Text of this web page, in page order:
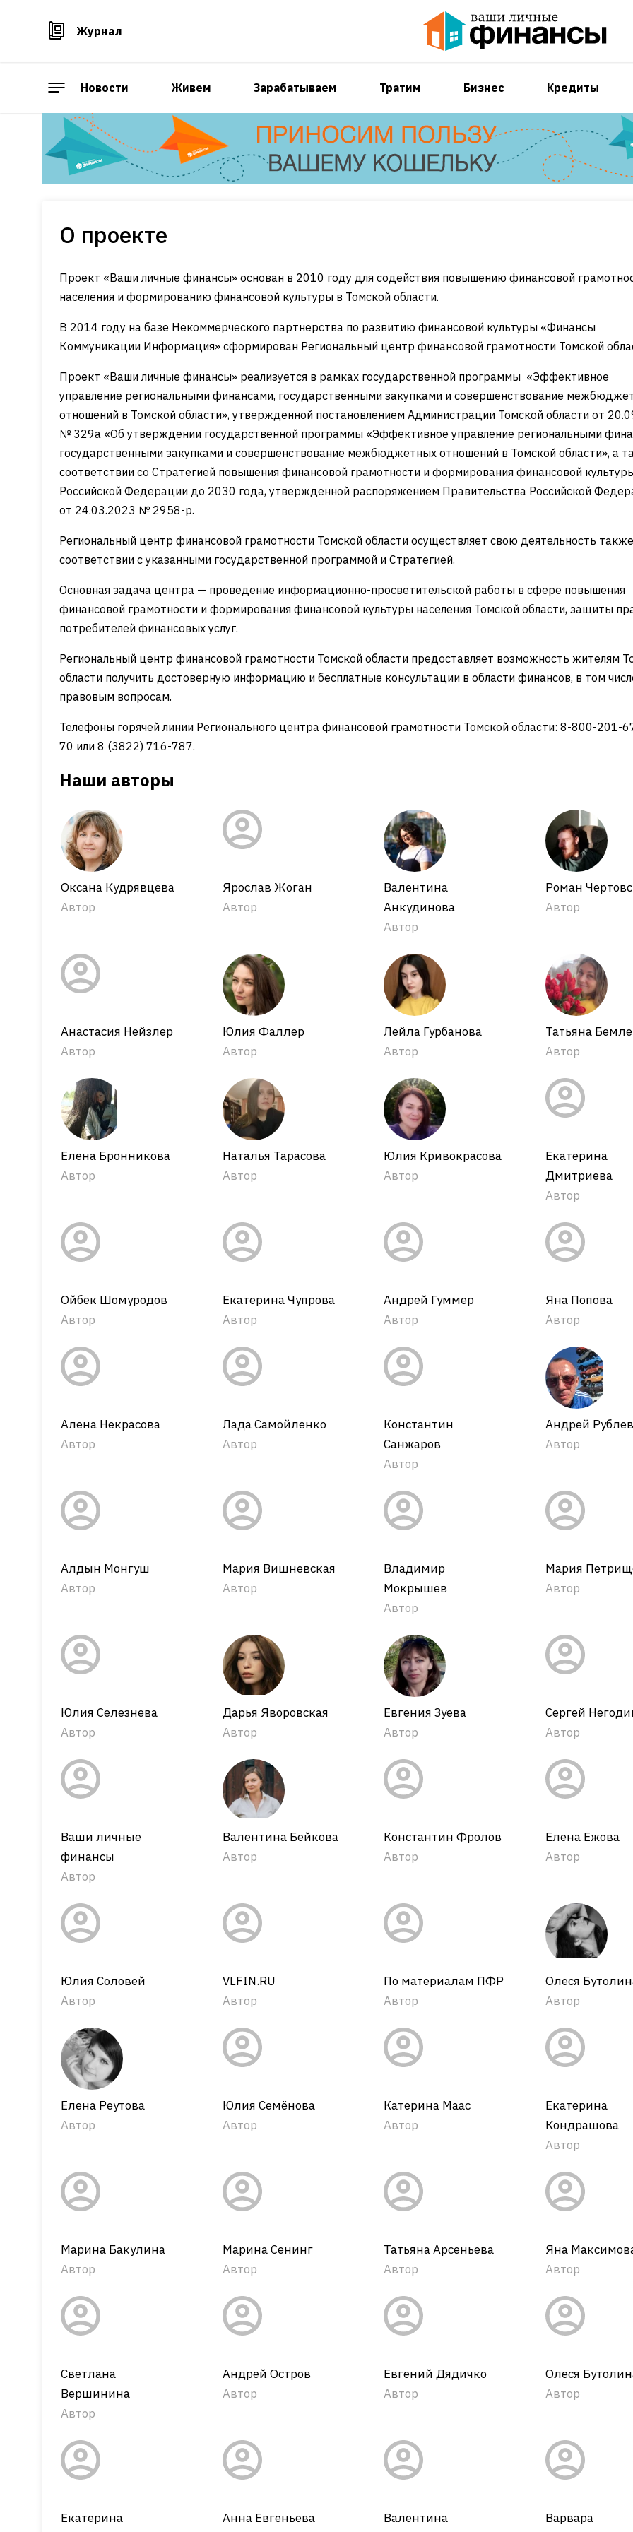
Журнал
Новости Живем Зарабатываем Тратим Бизнес Кредиты
О проекте
Проект «Ваши личные финансы» основан в 2010 году для содействия повышению финансовой
населения и формированию финансовой культуры в Томской области.
В 2014 году на базе Некоммерческого партнерства по развитию финансовой культуры «Финансы
Коммуникации Информация» сформирован Региональный центр финансовой грамотности Томской
Проект «Ваши личные финансы» реализуется в рамках государственной программы «Эффективное
управление региональными финансами, государственными закупками и совершенствование
отношений в Томской области», утвержденной постановлением Администрации Томской области от
№ 329а «Об утверждении государственной программы «Эффективное управление региональными
государственными закупками и совершенствование межбюджетных отношений в Томской области», а
соответствии со Стратегией повышения финансовой грамотности и формирования финансовой
Российской Федерации до 2030 года, утвержденной распоряжением Правительства Российской
от 24.03.2023 № 2958-р.
Региональный центр финансовой грамотности Томской области осуществляет свою деятельность
соответствии с указанными государственной программой и Стратегией.
Основная задача центра — проведение информационно-просветительской работы в сфере повышения
финансовой грамотности и формирования финансовой культуры населения Томской области, защиты
потребителей финансовых услуг.
Региональный центр финансовой грамотности Томской области предоставляет возможность жителям
области получить достоверную информацию и бесплатные консультации в области финансов, в том
правовым вопросам.
Телефоны горячей линии Регионального центра финансовой грамотности Томской области: 8-800-201-
70 или 8 (3822) 716-787.
Наши авторы
Оксана Кудрявцева
Автор
Ярослав Жоган
Автор
Валентина
Анкудинова
Автор
Роман
Автор
Анастасия Нейзлер
Автор
Юлия Фаллер
Автор
Лейла Гурбанова
Автор
Татьяна
Автор
Елена Бронникова
Автор
Наталья Тарасова
Автор
Юлия Кривокрасова
Автор
Екатерина
Дмитриева
Автор
Ойбек Шомуродов
Автор
Екатерина Чупрова
Автор
Андрей Гуммер
Автор
Яна Попова
Автор
Алена Некрасова
Автор
Лада Самойленко
Автор
Константин
Санжаров
Автор
Андрей
Автор
Алдын Монгуш
Автор
Мария Вишневская
Автор
Владимир
Мокрышев
Автор
Мария
Автор
Юлия Селезнева
Автор
Дарья Яворовская
Автор
Евгения Зуева
Автор
Сергей
Автор
Ваши личные
финансы
Автор
Валентина Бейкова
Автор
Константин Фролов
Автор
Елена Ежова
Автор
Юлия Соловей
Автор
VLFIN.RU
Автор
По материалам ПФР
Автор
Олеся
Автор
Елена Реутова
Автор
Юлия Семёнова
Автор
Катерина Маас
Автор
Екатерина
Кондрашова
Автор
Марина Бакулина
Автор
Марина Сенинг
Автор
Татьяна Арсеньева
Автор
Яна
Автор
Светлана
Вершинина
Автор
Андрей Остров
Автор
Евгений Дядичко
Автор
Олеся
Автор
Екатерина
Анна Евгеньева
Валентина
Варвара